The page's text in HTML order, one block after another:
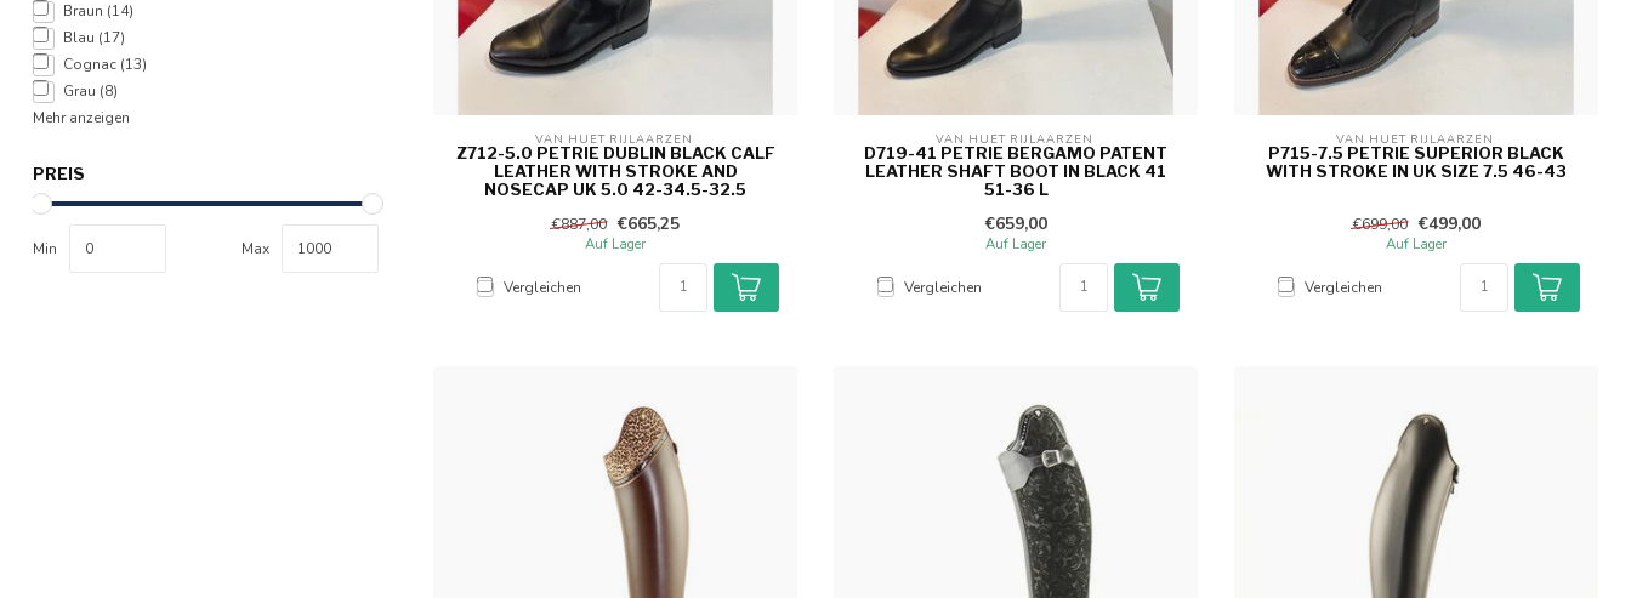
Braun (14)
Blau (17)
Cognac (13)
Grau (8)
Mehr anzeigen
PREIS
Min Max
VAN HUET RIJLAARZEN
Z712-5.0 PETRIE DUBLIN BLACK CALF
LEATHER WITH STROKE AND
NOSECAP UK 5.0 42-34.5-32.5
€887,00 €665,25
Auf Lager
Vergleichen
VAN HUET RIJLAARZEN
D719-41 PETRIE BERGAMO PATENT
LEATHER SHAFT BOOT IN BLACK 41
51-36 L
€659,00
Auf Lager
Vergleichen
VAN HUET RIJLAARZEN
P715-7.5 PETRIE SUPERIOR BLACK
WITH STROKE IN UK SIZE 7.5 46-43
€699,00 €499,00
Auf Lager
Vergleichen